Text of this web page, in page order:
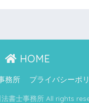
HOME
務所 プライバシーポ
書士事務所 All rights